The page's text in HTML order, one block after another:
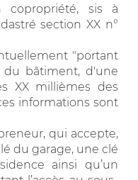
sis à
section XX n°
"portant
du bâtiment, d'une
XX millièmes des
informations sont
qui accepte,
du garage, une clé
ainsi qu’un